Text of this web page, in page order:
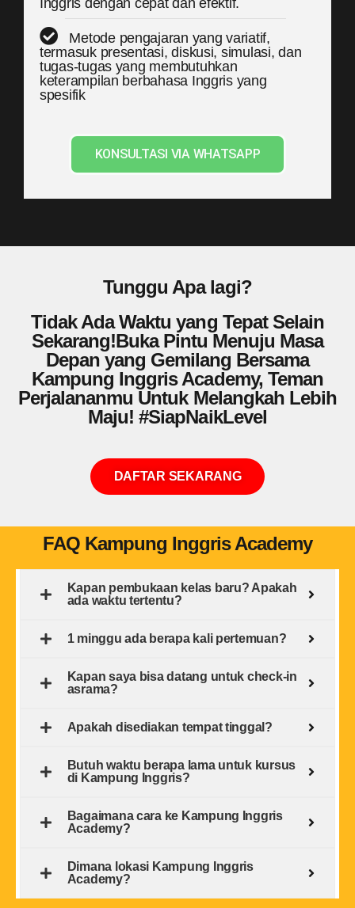
Inggris dengan cepat dan efektif.
Metode pengajaran yang variatif,
termasuk presentasi, diskusi, simulasi, dan
tugas-tugas yang membutuhkan
keterampilan berbahasa Inggris yang
spesifik
KONSULTASI VIA WHATSAPP
Tunggu Apa lagi?
Tidak Ada Waktu yang Tepat Selain
Sekarang!Buka Pintu Menuju Masa
Depan yang Gemilang Bersama
Kampung Inggris Academy, Teman
Perjalananmu Untuk Melangkah Lebih
Maju! #SiapNaikLevel
DAFTAR SEKARANG
FAQ Kampung Inggris Academy
Kapan pembukaan kelas baru? Apakah
ada waktu tertentu?
1 minggu ada berapa kali pertemuan?
Kapan saya bisa datang untuk check-in
asrama?
Apakah disediakan tempat tinggal?
Butuh waktu berapa lama untuk kursus
di Kampung Inggris?
Bagaimana cara ke Kampung Inggris
Academy?
Dimana lokasi Kampung Inggris
Academy?